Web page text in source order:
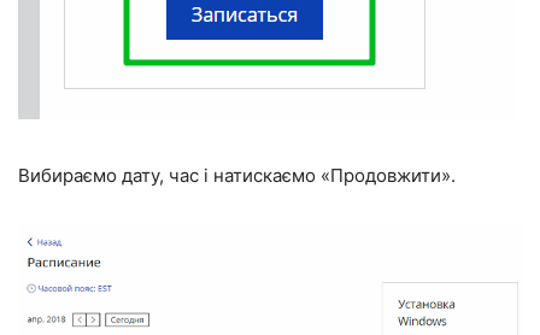
Вибираємо дату, час і натискаємо «Продовжити».